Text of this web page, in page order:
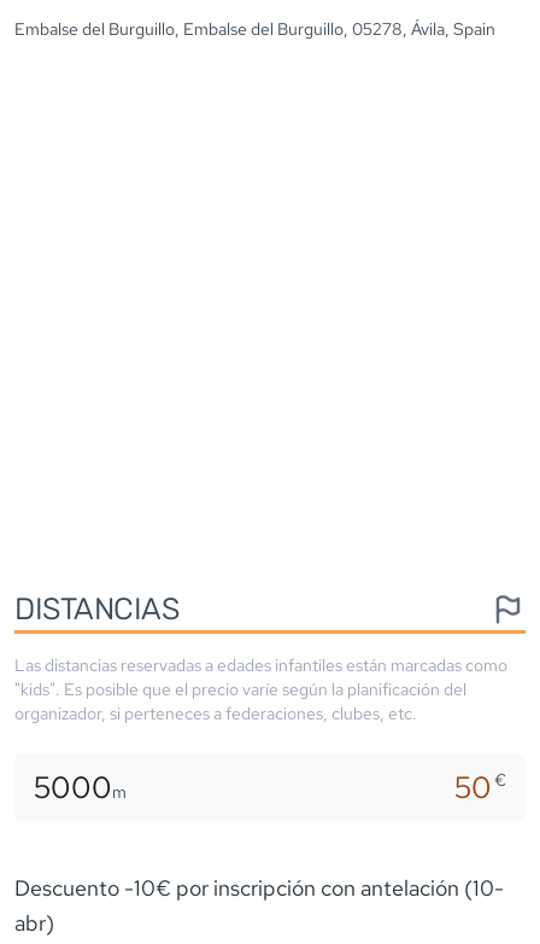
Embalse del Burguillo, Embalse del Burguillo, 05278, Ávila, Spain
DISTANCIAS
Las distancias reservadas a edades infantiles están marcadas como
"kids". Es posible que el precio varíe según la planificación del
organizador, si perteneces a federaciones, clubes, etc.
5000m 50€
Descuento -10€ por inscripción con antelación (10-
abr)